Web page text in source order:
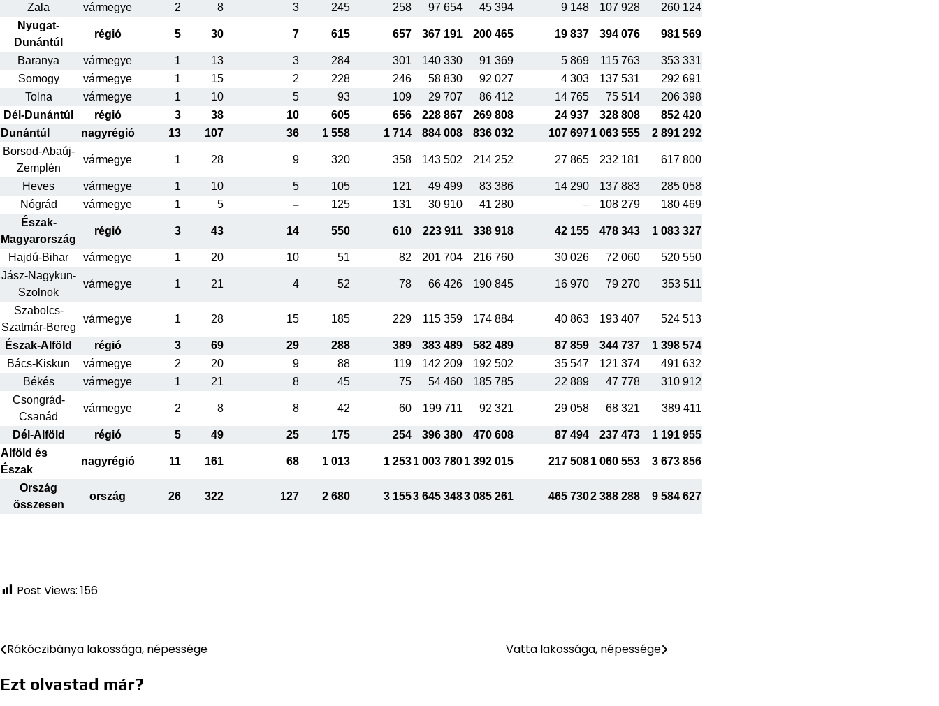
Zala
vármegye 2 8 3 245 258 97 654 45 394 9 148 107 928
260 124
Nyugat-
Dunántúl
régió 5 30 7 615 657 367 191 200 465 19 837 394 076 981 569
Baranya vármegye 1 13 3 284 301 140 330 91 369 5 869 115 763
353 331
Somogy
vármegye 1 15 2 228 246 58 830 92 027 4 303 137 531
292 691
Tolna
vármegye 1 10 5 93 109 29 707 86 412 14 765 75 514
206 398
Dél-Dunántúl
régió 3 38 10 605 656 228 867 269 808 24 937 328 808
852 420
Dunántúl
nagyrégió 13 107 36 1 558 1 714 884 008 836 032 107 6971 063 555
2 891 292
Borsod-Abaúj-
Zemplén
vármegye 1 28 9 320 358 143 502 214 252 27 865 232 181 617 800
Heves vármegye 1 10 5 105 121 49 499 83 386 14 290 137 883
285 058
Nógrád
vármegye 1 5 – 125 131 30 910 41 280 – 108 279
180 469
Észak-
Magyarország
régió 3 43 14 550 610 223 911 338 918 42 155 478 343 1 083 327
Hajdú-Bihar vármegye 1 20 10 51 82 201 704 216 760 30 026 72 060
520 550
Jász-Nagykun-
Szolnok
vármegye 1 21 4 52 78 66 426 190 845 16 970 79 270 353 511
Szabolcs-
Szatmár-Bereg
vármegye 1 28 15 185 229 115 359 174 884 40 863 193 407 524 513
Észak-Alföld régió 3 69 29 288 389 383 489 582 489 87 859 344 737
1 398 574
Bács-Kiskun
vármegye 2 20 9 88 119 142 209 192 502 35 547 121 374
491 632
Békés
vármegye 1 21 8 45 75 54 460 185 785 22 889 47 778
310 912
Csongrád-
Csanád
vármegye 2 8 8 42 60 199 711 92 321 29 058 68 321 389 411
Dél-Alföld régió 5 49 25 175 254 396 380 470 608 87 494 237 473
1 191 955
Alföld és
Észak
nagyrégió 11 161 68 1 013 1 2531 003 7801 392 015 217 5081 060 553 3 673 856
Ország
összesen
ország 26 322 127 2 680 3 1553 645 3483 085 261 465 7302 388 288 9 584 627
Post Views: 156
Bejegyzés
navigáció
Rákóczibánya lakossága, népessége Vatta lakossága, népessége
Ezt olvastad már?